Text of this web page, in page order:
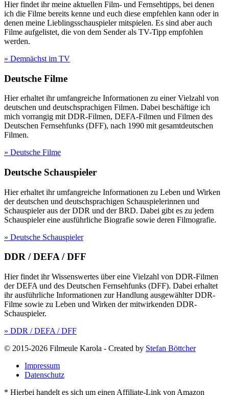
Hier findet ihr meine aktuellen Film- und Fernsehtipps, bei denen
ich die Filme bereits kenne und euch diese empfehlen kann oder in
denen meine Lieblingsschauspieler mitspielen. Es sind aber auch
Filme aufgelistet, die von dem Sender als TV-Tipp empfohlen
werden.
» Demnächst im TV
Deutsche Filme
Hier erhaltet ihr umfangreiche Informationen zu einer Vielzahl von
deutschen und deutschsprachigen Filmen. Dabei beschäftige ich
mich vorrangig mit DDR-Filmen, DEFA-Filmen und Filmen des
Deutschen Fernsehfunks (DFF), nach 1990 mit gesamtdeutschen
Filmen.
» Deutsche Filme
Deutsche Schauspieler
Hier erhaltet ihr umfangreiche Informationen zu Leben und Wirken
der deutschen und deutschsprachigen Schauspielerinnen und
Schauspieler aus der DDR und der BRD. Dabei gibt es zu jedem
Schauspieler eine ausführliche Biografie sowie deren Filmografie.
» Deutsche Schauspieler
DDR / DEFA / DFF
Hier findet ihr Wissenswertes über eine Vielzahl von DDR-Filmen
der DEFA und des Deutschen Fernsehfunks (DFF). Dabei erhaltet
ihr ausführliche Informationen zur Handlung ausgewählter DDR-
Filme sowie zu Leben und Wirken der mitwirkenden DDR-
Schauspieler.
» DDR / DEFA / DFF
© 2015-2026 Filmeule Karola - Created by Stefan Böttcher
Impressum
Datenschutz
* Hierbei handelt es sich um einen Affiliate-Link von Amazon